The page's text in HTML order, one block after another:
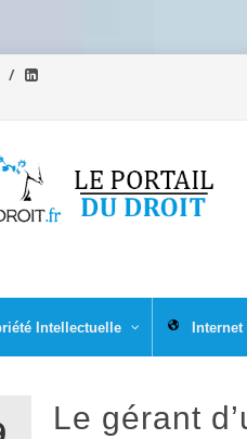
Intellectuelle Internet
Le gérant